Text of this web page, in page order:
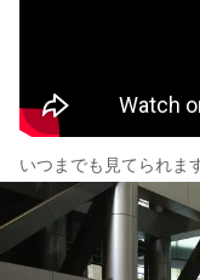
いつまでも見てられま